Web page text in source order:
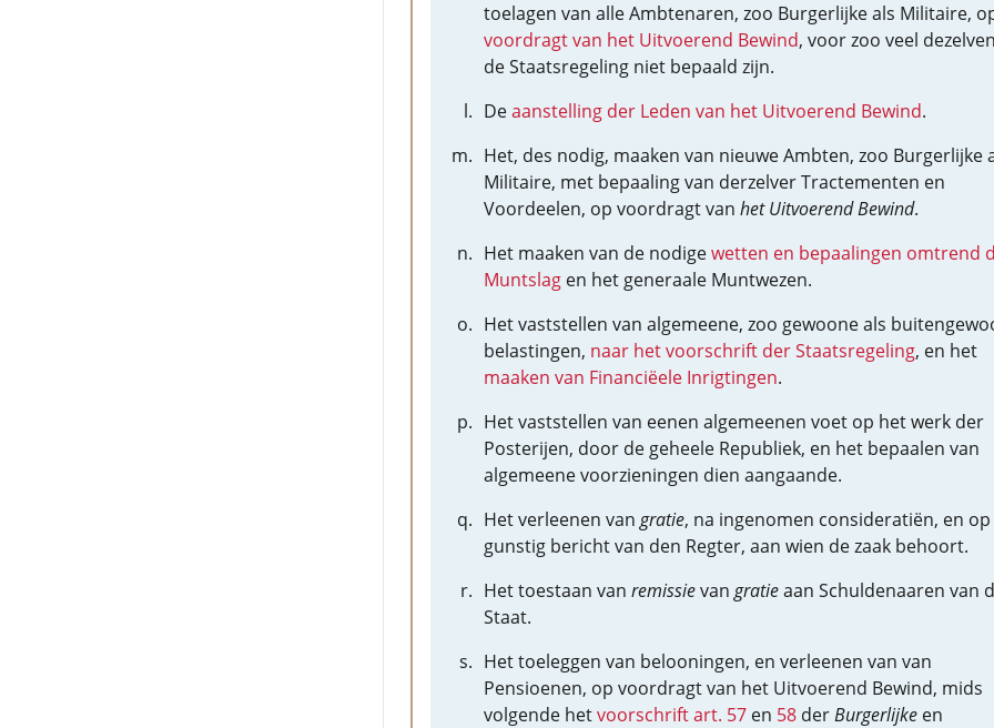
toelagen van alle Ambtenaren, zoo Burgerlijke als Militaire,
voordragt van het Uitvoerend Bewind, voor zoo veel
de Staatsregeling niet bepaald zijn.
Deaanstelling der Leden van het Uitvoerend Bewind.
Het, des nodig, maaken van nieuwe Ambten, zoo Burgerlijke
Militaire, met bepaaling van derzelver Tractementen en
Voordeelen, op voordragt van het Uitvoerend Bewind.
Het maaken van de nodigewetten en bepaalingen omtrend
Muntslagen het generaale Muntwezen.
Het vaststellen van algemeene, zoo gewoone als
belastingen, naar het voorschrift der Staatsregeling, en het
maaken van Financiëele Inrigtingen.
Het vaststellen van eenen algemeenen voet op het werk der
Posterijen, door de geheele Republiek, en het bepaalen van
algemeene voorzieningen dien aangaande.
Het verleenen van gratie, na ingenomen consideratiën, en op
gunstig bericht van den Regter, aan wien de zaak behoort.
Het toestaan van remissievan gratieaan Schuldenaaren van
Staat.
Het toeleggen van belooningen, en verleenen van van
Pensioenen, op voordragt van het Uitvoerend Bewind, mids
volgende hetvoorschrift art. 57en 58derBurgerlijkeen